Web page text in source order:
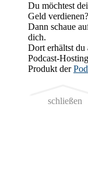
Du möchtest
Geld verdienen?
Dann schaue
dich.
Dort erhältst du
Podcast-
Produkt der
schließen